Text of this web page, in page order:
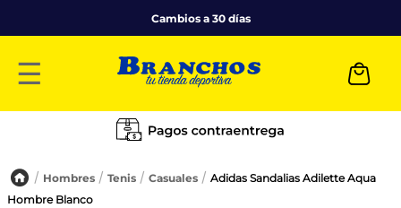
Cambios a 30 días
☰
Hombres Tenis Casuales
Adidas Sandalias Adilette Aqua
Hombre Blanco